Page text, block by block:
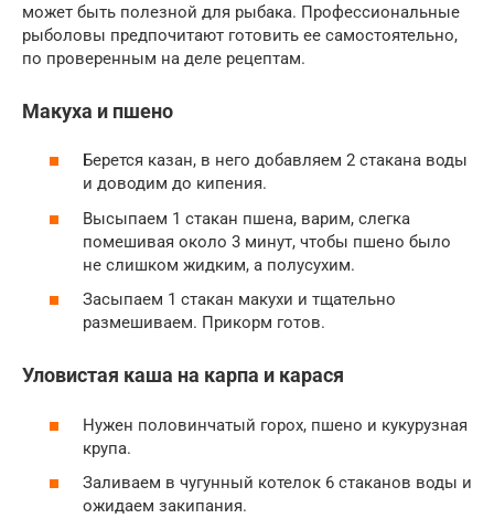
может быть полезной для рыбака. Профессиональные
рыболовы предпочитают готовить ее самостоятельно,
по проверенным на деле рецептам.
Макуха и пшено
Берется казан, в него добавляем 2 стакана воды
и доводим до кипения.
Высыпаем 1 стакан пшена, варим, слегка
помешивая около 3 минут, чтобы пшено было
не слишком жидким, а полусухим.
Засыпаем 1 стакан макухи и тщательно
размешиваем. Прикорм готов.
Уловистая каша на карпа и карася
Нужен половинчатый горох, пшено и кукурузная
крупа.
Заливаем в чугунный котелок 6 стаканов воды и
ожидаем закипания.